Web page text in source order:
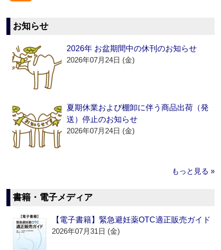
お知らせ
2026年 お盆期間中の休刊のお知らせ
2026年07月24日 (金)
夏期休業および棚卸に伴う商品出荷（発
送）停止のお知らせ
2026年07月24日 (金)
もっと見る »
書籍・電子メディア
【電子書籍】緊急避妊薬OTC適正販売ガイド
2026年07月31日 (金)